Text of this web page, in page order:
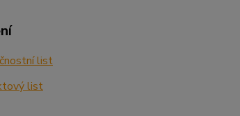
list
list